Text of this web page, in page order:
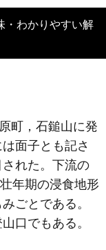
町，石鎚山に発
面子とも記さ
れた。下流の
年期の浸食地形
ごとである。
口でもある。